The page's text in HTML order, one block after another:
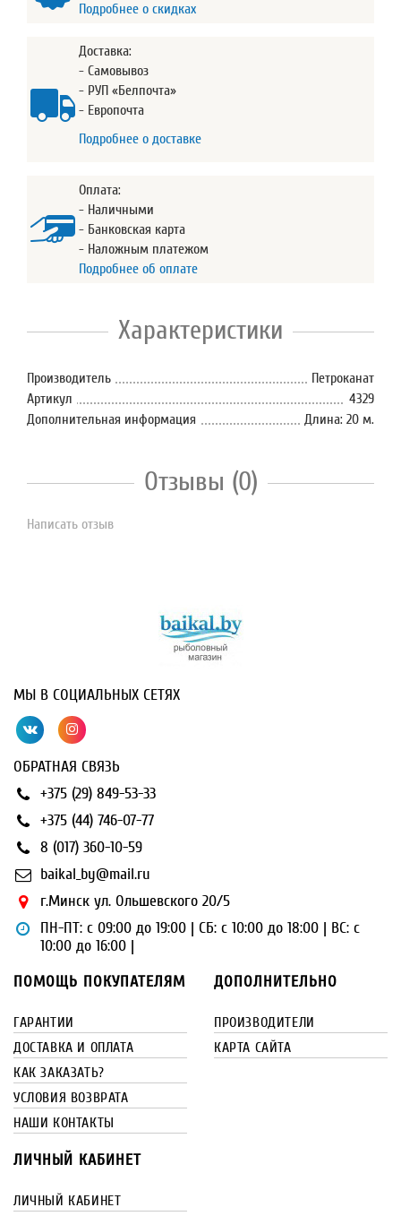
Подробнее о скидках
Доставка:
- Самовывоз
- РУП «Белпочта»
- Европочта
Подробнее о доставке
Оплата:
- Наличными
- Банковская карта
- Наложным платежом
Подробнее об оплате
Характеристики
Производитель
Петроканат
Артикул
4329
Дополнительная информация
Длина: 20 м.
Отзывы (0)
Написать отзыв
МЫ В СОЦИАЛЬНЫХ СЕТЯХ
ОБРАТНАЯ СВЯЗЬ
+375 (29) 849-53-33
+375 (44) 746-07-77
8 (017) 360-10-59
baikal_by@mail.ru
г.Минск ул. Ольшевского 20/5
ПН-ПТ: с 09:00 до 19:00 | СБ: с 10:00 до 18:00 | ВС: с
10:00 до 16:00 |
ПОМОЩЬ ПОКУПАТЕЛЯМ
ГАРАНТИИ
ДОСТАВКА И ОПЛАТА
КАК ЗАКАЗАТЬ?
УСЛОВИЯ ВОЗВРАТА
НАШИ КОНТАКТЫ
ДОПОЛНИТЕЛЬНО
ПРОИЗВОДИТЕЛИ
КАРТА САЙТА
ЛИЧНЫЙ КАБИНЕТ
ЛИЧНЫЙ КАБИНЕТ